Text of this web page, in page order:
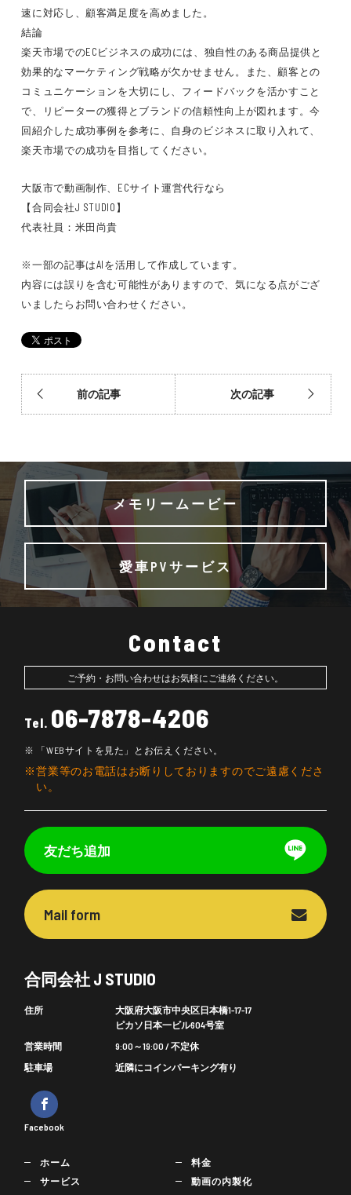
速に対応し、顧客満足度を高めました。
結論
楽天市場でのECビジネスの成功には、独自性のある商品提供と
効果的なマーケティング戦略が欠かせません。また、顧客との
コミュニケーションを大切にし、フィードバックを活かすこと
で、リピーターの獲得とブランドの信頼性向上が図れます。今
回紹介した成功事例を参考に、自身のビジネスに取り入れて、
楽天市場での成功を目指してください。
大阪市で動画制作、ECサイト運営代行なら
【合同会社J STUDIO】
代表社員：米田尚貴
※一部の記事はAIを活用して作成しています。
内容には誤りを含む可能性がありますので、気になる点がござ
いましたらお問い合わせください。
前の記事 次の記事
メモリームービー
愛車PVサービス
Contact
ご予約・お問い合わせはお気軽にご連絡ください。
Tel. 06-7878-4206
「WEBサイトを見た」とお伝えください。
営業等のお電話はお断りしておりますのでご遠慮くださ
い。
友だち追加
Mail form
合同会社 J STUDIO
住所
大阪府大阪市中央区日本橋1-17-17
ピカソ日本一ビル604号室
営業時間
9:00～19:00 / 不定休
駐車場
近隣にコインパーキング有り
Facebook
ホーム
サービス
料金
動画の内製化